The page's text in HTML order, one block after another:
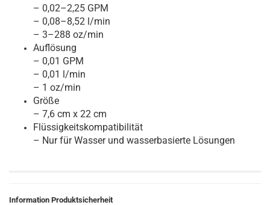
– 0,02–2,25 GPM
– 0,08–8,52 l/min
– 3–288 oz/min
Auflösung
– 0,01 GPM
– 0,01 l/min
– 1 oz/min
Größe
– 7,6 cm x 22 cm
Flüssigkeitskompatibilität
– Nur für Wasser und wasserbasierte Lösungen
Information Produktsicherheit